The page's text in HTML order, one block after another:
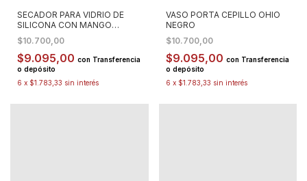
SECADOR PARA VIDRIO DE
SILICONA CON MANGO
ACERO
$10.700,00
$9.095,00 con Transferencia
o depósito
6 x $1.783,33 sin interés
VASO PORTA CEPILLO OHIO
NEGRO
$10.700,00
$9.095,00 con Transferencia
o depósito
6 x $1.783,33 sin interés